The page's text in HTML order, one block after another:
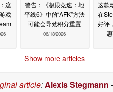
这
戏
警告：《极限竞速：地
平线6》中的“AFK”方法
可能会导致积分重置
06/18/2026
这款
在
好评
Show more articles
article:Alexis Stegmann